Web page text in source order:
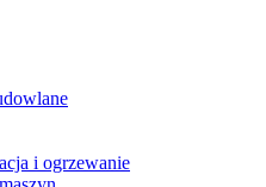
i ogrzewanie